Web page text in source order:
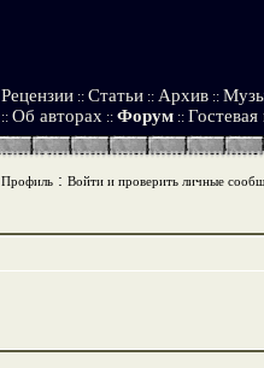
Рецензии :: Статьи :: Архив ::
:: Об авторах :: Форум :: Гостевая
Профиль: Войти и проверить личные